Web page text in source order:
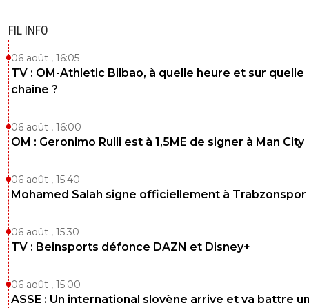
FIL INFO
06 août , 16:05
TV : OM-Athletic Bilbao, à quelle heure et sur quelle
chaîne ?
06 août , 16:00
OM : Geronimo Rulli est à 1,5ME de signer à Man City
06 août , 15:40
Mohamed Salah signe officiellement à Trabzonspor
06 août , 15:30
TV : Beinsports défonce DAZN et Disney+
06 août , 15:00
ASSE : Un international slovène arrive et va battre